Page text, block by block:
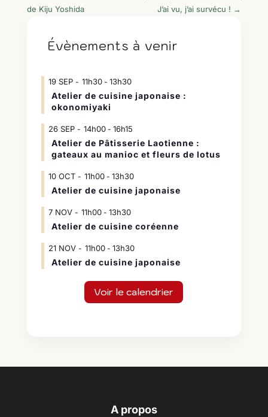
de Kiju Yoshida
J’ai vu, j’ai survécu ! →
Évènements à venir
19 SEP 11h30- 13h30
Atelier de cuisine japonaise :
okonomiyaki
26 SEP 14h00- 16h15
Atelier de Pâtisserie Laotienne :
gateaux au manioc et fleurs de lotus
10 OCT 11h00- 13h30
Atelier de cuisine japonaise
7 NOV 11h00- 13h30
Atelier de cuisine coréenne
21 NOV 11h00- 13h30
Atelier de cuisine japonaise
Voir le calendrier
A propos